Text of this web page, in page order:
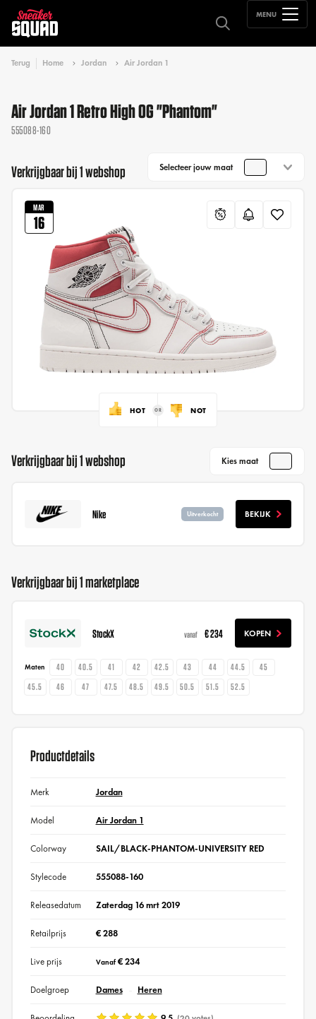
MENU
Terug Home Jordan Air Jordan 1
Air Jordan 1 Retro High OG "Phantom"
555088-160
Verkrijgbaar bij 1 webshop Selecteer jouw maat
MAR
16
HOT NOT
Verkrijgbaar bij 1 webshop Kies maat
Nike Uitverkocht BEKIJK
Verkrijgbaar bij 1 marketplace
StockX vanaf € 234 KOPEN
Maten 40 40.5 41 42 42.5 43 44 44.5
45
45.5
46 47 47.5 48.5 49.5 50.5 51.5 52.5
Productdetails
Merk Jordan
Model Air Jordan 1
Colorway SAIL/BLACK-PHANTOM-UNIVERSITY RED
Stylecode 555088-160
Releasedatum Zaterdag 16 mrt 2019
Retailprijs € 288
Live prijs Vanaf€ 234
Doelgroep Dames Heren